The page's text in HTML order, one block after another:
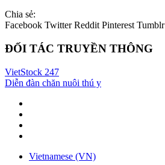
Chia sẻ:
Facebook Twitter Reddit Pinterest Tumblr
ĐỐI TÁC TRUYỀN THÔNG
VietStock 247
Diễn đàn chăn nuôi thú y
Vietnamese (VN)